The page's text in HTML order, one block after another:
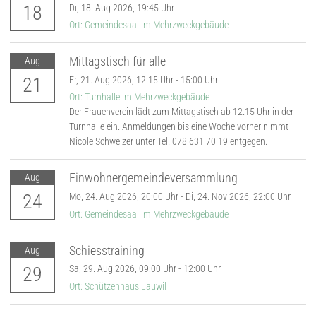
18 Di, 18. Aug 2026 , 19:45 Uhr
Ort: Gemeindesaal im Mehrzweckgebäude
Aug
21
Mittagstisch für alle
Fr, 21. Aug 2026 , 12:15 Uhr- 15:00 Uhr
Ort: Turnhalle im Mehrzweckgebäude
Der Frauenverein lädt zum Mittagstisch ab 12.15 Uhr in der
Turnhalle ein. Anmeldungen bis eine Woche vorher nimmt
Nicole Schweizer unter Tel. 078 631 70 19 entgegen.
Aug
24
Einwohnergemeindeversammlung
Mo, 24. Aug 2026 , 20:00 Uhr- Di, 24. Nov 2026 , 22:00 Uhr
Ort: Gemeindesaal im Mehrzweckgebäude
Aug
29
Schiesstraining
Sa, 29. Aug 2026 , 09:00 Uhr- 12:00 Uhr
Ort: Schützenhaus Lauwil